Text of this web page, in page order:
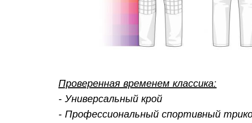
Проверенная временем классика:
- Универсальный крой
- Профессиональный спортивный